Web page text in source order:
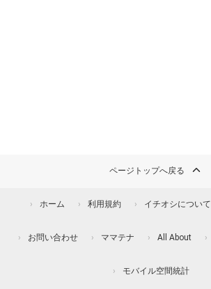
ページトップへ戻る
ホーム 利用規約 イチオシについて
お問い合わせ ママテナ All About
モバイル空間統計